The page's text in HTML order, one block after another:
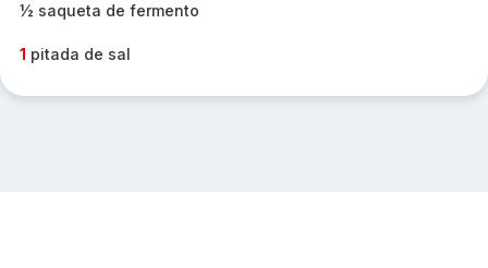
½ saqueta de fermento
1 pitada de sal